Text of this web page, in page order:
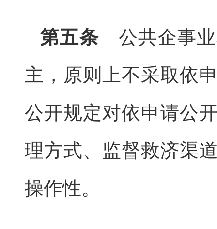
第五条
公共企事
主，原则上不采取依
公开规定对依申请公
理方式、监督救济渠
操作性。